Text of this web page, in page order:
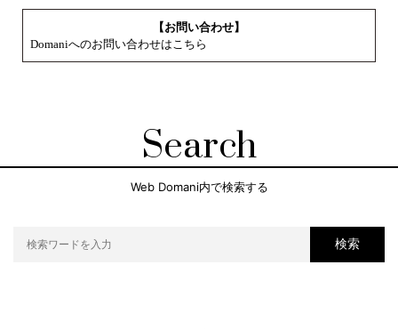
【お問い合わせ】
Domaniへのお問い合わせはこちら
Search
Web Domani内で検索する
検索